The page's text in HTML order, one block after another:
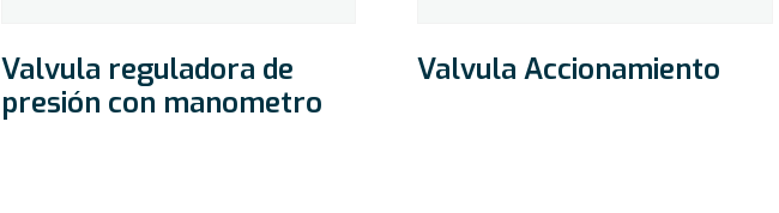
Valvula reguladora de
presión con manometro
Valvula Accionamiento